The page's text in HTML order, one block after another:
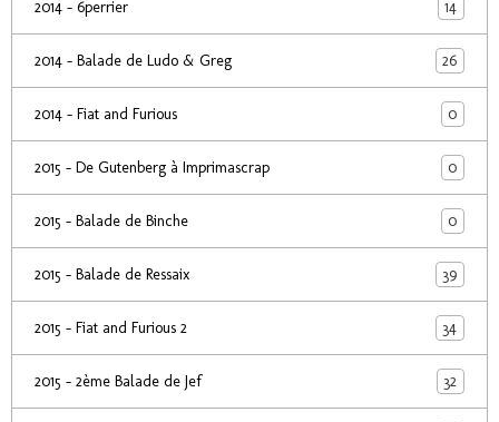
2014 - 6perrier 14
2014 - Balade de Ludo & Greg 26
2014 - Fiat and Furious 0
2015 - De Gutenberg à Imprimascrap 0
2015 - Balade de Binche 0
2015 - Balade de Ressaix 39
2015 - Fiat and Furious 2 34
2015 - 2ème Balade de Jef 32